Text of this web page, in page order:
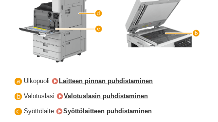
Ulkopuoli Laitteen pinnan puhdistaminen
Valotuslasi Valotuslasin puhdistaminen
Syöttölaite Syöttölaitteen puhdistaminen